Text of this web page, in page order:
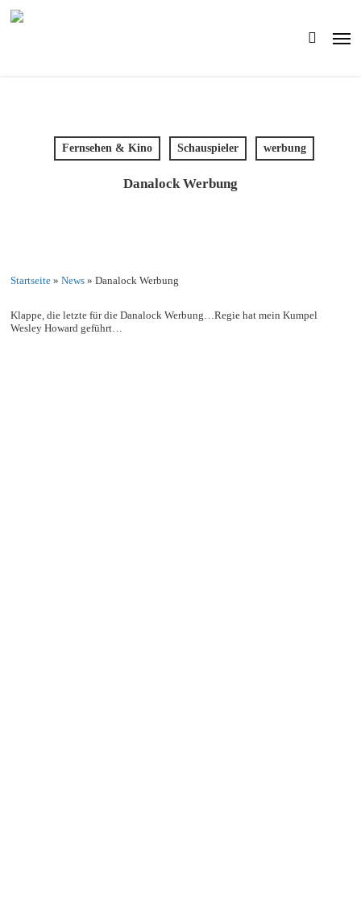
search
Fernsehen & Kino Schauspieler werbung
Danalock Werbung
Startseite »News »Danalock Werbung
Klappe, die letzte für die Danalock Werbung…Regie hat mein Kumpel
Wesley Howard geführt…